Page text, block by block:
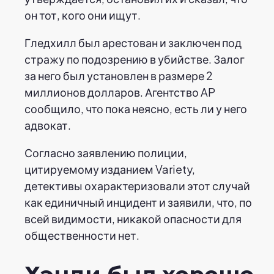
он тот, кого они ищут.
Гледхилл был арестован и заключен под
стражу по подозрению в убийстве. Залог
за него был установлен в размере 2
миллионов долларов. Агентство AP
сообщило, что пока неясно, есть ли у него
адвокат.
Согласно заявлению полиции,
цитируемому изданием Variety,
детективы охарактеризовали этот случай
как единичный инцидент и заявили, что, по
всей видимости, никакой опасности для
общественности нет.